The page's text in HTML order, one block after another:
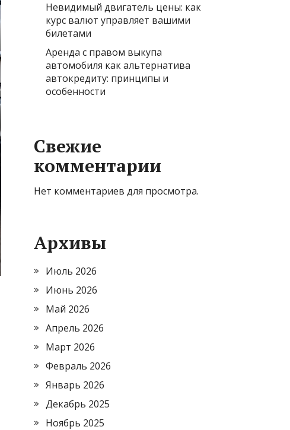
Невидимый двигатель цены: как
курс валют управляет вашими
билетами
Аренда с правом выкупа
автомобиля как альтернатива
автокредиту: принципы и
особенности
Свежие
комментарии
Нет комментариев для просмотра.
Архивы
Июль 2026
Июнь 2026
Май 2026
Апрель 2026
Март 2026
Февраль 2026
Январь 2026
Декабрь 2025
Ноябрь 2025